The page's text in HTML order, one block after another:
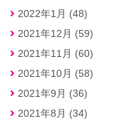
2022年1月 (48)
2021年12月 (59)
2021年11月 (60)
2021年10月 (58)
2021年9月 (36)
2021年8月 (34)